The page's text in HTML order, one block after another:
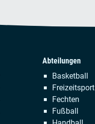
Abteilungen
Navigation
überspringen
Basketball
Freizeitsport
Fechten
Fußball